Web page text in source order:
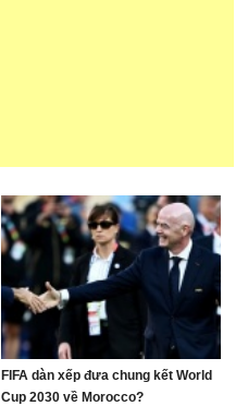
FIFA dàn xếp đưa chung kết World
Cup 2030 về Morocco?